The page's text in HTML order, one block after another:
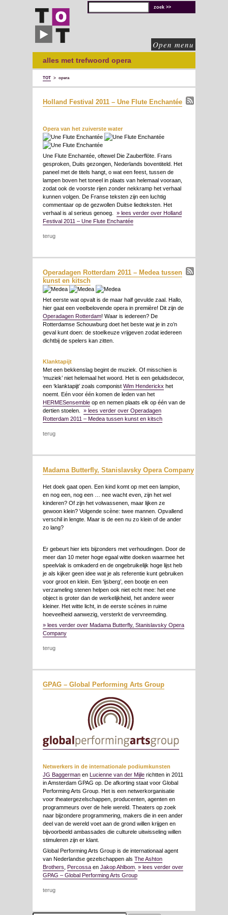
voor
culturele
sector
Open menu
alles met trefwoord opera
TOT > opera
Holland Festival 2011 – Une Flute Enchantée
Opera van het zuiverste water
Une Flute Enchantée, oftewel Die Zauberflöte. Frans
gesproken, Duits gezongen, Nederlands boventiteld. Het
paneel met de titels hangt, o wat een feest, tussen de
lampen boven het toneel in plaats van helemaal vooraan,
zodat ook de voorste rijen zonder nekkramp het verhaal
kunnen volgen. De Franse teksten zijn een luchtig
commentaar op de gezwollen Duitse liedteksten. Het
verhaal is al serieus genoeg. » lees verder over Holland
Festival 2011 – Une Flute Enchantée
terug
Operadagen Rotterdam 2011 – Medea tussen
kunst en kitsch
Het eerste wat opvalt is de maar half gevulde zaal. Hallo,
hier gaat een veelbelovende opera in première! Dit zijn de
Operadagen Rotterdam! Waar is iedereen? De
Rotterdamse Schouwburg doet het beste wat je in zo’n
geval kunt doen: de stoelkeuze vrijgeven zodat iedereen
dichtbij de spelers kan zitten.
Klanktapijt
Met een bekkenslag begint de muziek. Of misschien is
‘muziek’ niet helemaal het woord. Het is een geluidsdecor,
een ‘klanktapijt’ zoals componist Wim Henderickx het
noemt. Eén voor één komen de leden van het
HERMESensemble op en nemen plaats elk op één van de
dertien stoelen. » lees verder over Operadagen
Rotterdam 2011 – Medea tussen kunst en kitsch
terug
Madama Butterfly, Stanislavsky Opera Company
Het doek gaat open. Een kind komt op met een lampion,
en nog een, nog een … nee wacht even, zijn het wel
kinderen? Of zijn het volwassenen, maar lijken ze
gewoon klein? Volgende scène: twee mannen. Opvallend
verschil in lengte. Maar is de een nu zo klein of de ander
zo lang?
Er gebeurt hier iets bijzonders met verhoudingen. Door de
meer dan 10 meter hoge egaal witte doeken waarmee het
speelvlak is omkaderd en de ongebruikelijk hoge lijst heb
je als kijker geen idee wat je als referentie kunt gebruiken
voor groot en klein. Een ‘ijsberg’, een bootje en een
verzameling stenen helpen ook niet echt mee: het ene
object is groter dan de werkelijkheid, het andere weer
kleiner. Het witte licht, in de eerste scènes in ruime
hoeveelheid aanwezig, versterkt de vervreemding.
» lees verder over Madama Butterfly, Stanislavsky Opera
Company
terug
GPAG – Global Performing Arts Group
Netwerkers in de internationale podiumkunsten
JG Baggerman en Lucienne van der Mijle richtten in 2011
in Amsterdam GPAG op. De afkorting staat voor Global
Performing Arts Group. Het is een netwerkorganisatie
voor theatergezelschappen, producenten, agenten en
programmeurs over de hele wereld. Theaters op zoek
naar bijzondere programmering, makers die in een ander
deel van de wereld voet aan de grond willen krijgen en
bijvoorbeeld ambassades die culturele uitwisseling willen
stimuleren zijn er klant.
Global Performing Arts Group is de internationaal agent
van Nederlandse gezelschappen als The Ashton
Brothers Percossa en Jakop Ahlbom » lees verder over
GPAG – Global Performing Arts Group
terug